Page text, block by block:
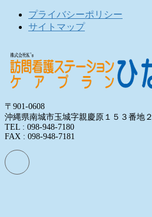
プライバシーポリシー
サイトマップ
〒901-0608
沖縄県南城市玉城字親慶原１５３番地２
TEL : 098-948-7180
FAX : 098-948-7181